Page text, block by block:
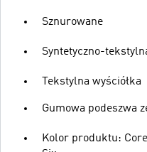
Sznurowane
Syntetyczno-
Tekstylna wyściółka
Gumowa podeszwa
Kolor produktu: